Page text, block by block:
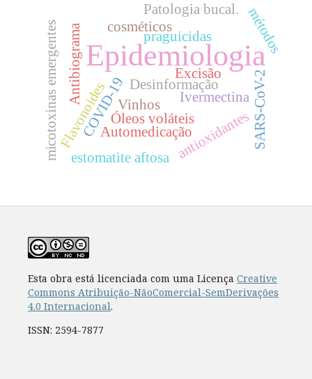
Epidemiologia
praguicidas
Ivermectina
Desinformação
COVID-19
Automedicação
Óleos voláteis
Antibiograma cosméticos
antioxidantes
Flavonoides
micotoxinas emergentes Vinhos
métodos
Excisão
Patologia bucal.
SARS-CoV-2
estomatite aftosa
Esta obra está licenciada com uma Licença Creative
Commons Atribuição-NãoComercial-SemDerivações
4.0 Internacional.
ISSN: 2594-7877